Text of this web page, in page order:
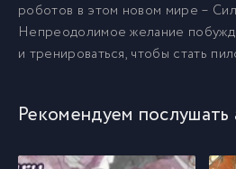
9 08. Глава 8 ( Часть 1)
роботов в этом новом мире –
Непреодолимое желание
и тренироваться, чтобы стать
Рекомендуем послушать